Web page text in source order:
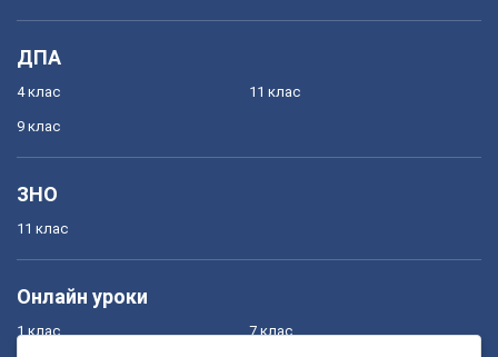
ДПА
4 клас
9 клас
11 клас
ЗНО
11 клас
Онлайн уроки
1 клас 7 клас